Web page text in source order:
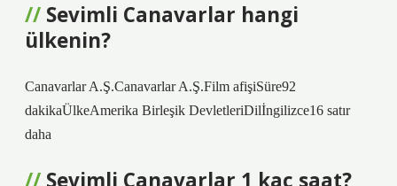
Sevimli Canavarlar hangi
ülkenin?
Canavarlar A.Ş.Canavarlar A.Ş.Film afişiSüre92
dakikaÜlkeAmerika Birleşik DevletleriDilİngilizce16 satır
daha
Sevimli Canavarlar 1 kaç saat?